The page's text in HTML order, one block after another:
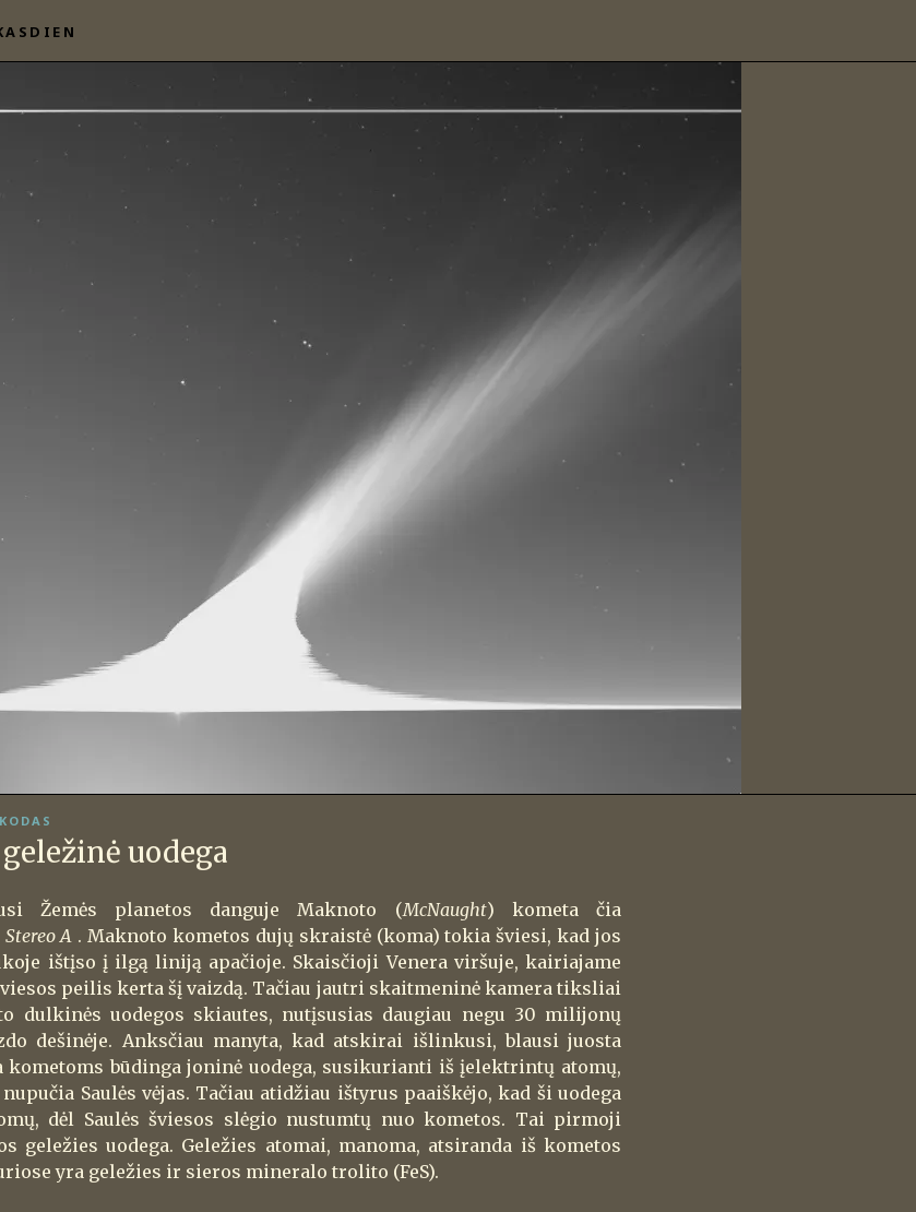
uodega
Žemės planetos danguje Maknoto (McNaught) kometa čia
Stereo A . Maknoto kometos dujų skraistė (koma) tokia šviesi, kad jos
ištįso į ilgą liniją apačioje. Skaisčioji Venera viršuje, kairiajame
peilis kerta šį vaizdą. Tačiau jautri skaitmeninė kamera tiksliai
dulkinės uodegos skiautes, nutįsusias daugiau negu 30 milijonų
dešinėje. Anksčiau manyta, kad atskirai išlinkusi, blausi juosta
kometoms būdinga joninė uodega, susikurianti iš įelektrintų atomų,
Saulės vėjas. Tačiau atidžiau ištyrus paaiškėjo, kad ši uodega
dėl Saulės šviesos slėgio nustumtų nuo kometos. Tai pirmoji
geležies uodega. Geležies atomai, manoma, atsiranda iš kometos
yra geležies ir sieros mineralo trolito (FeS).